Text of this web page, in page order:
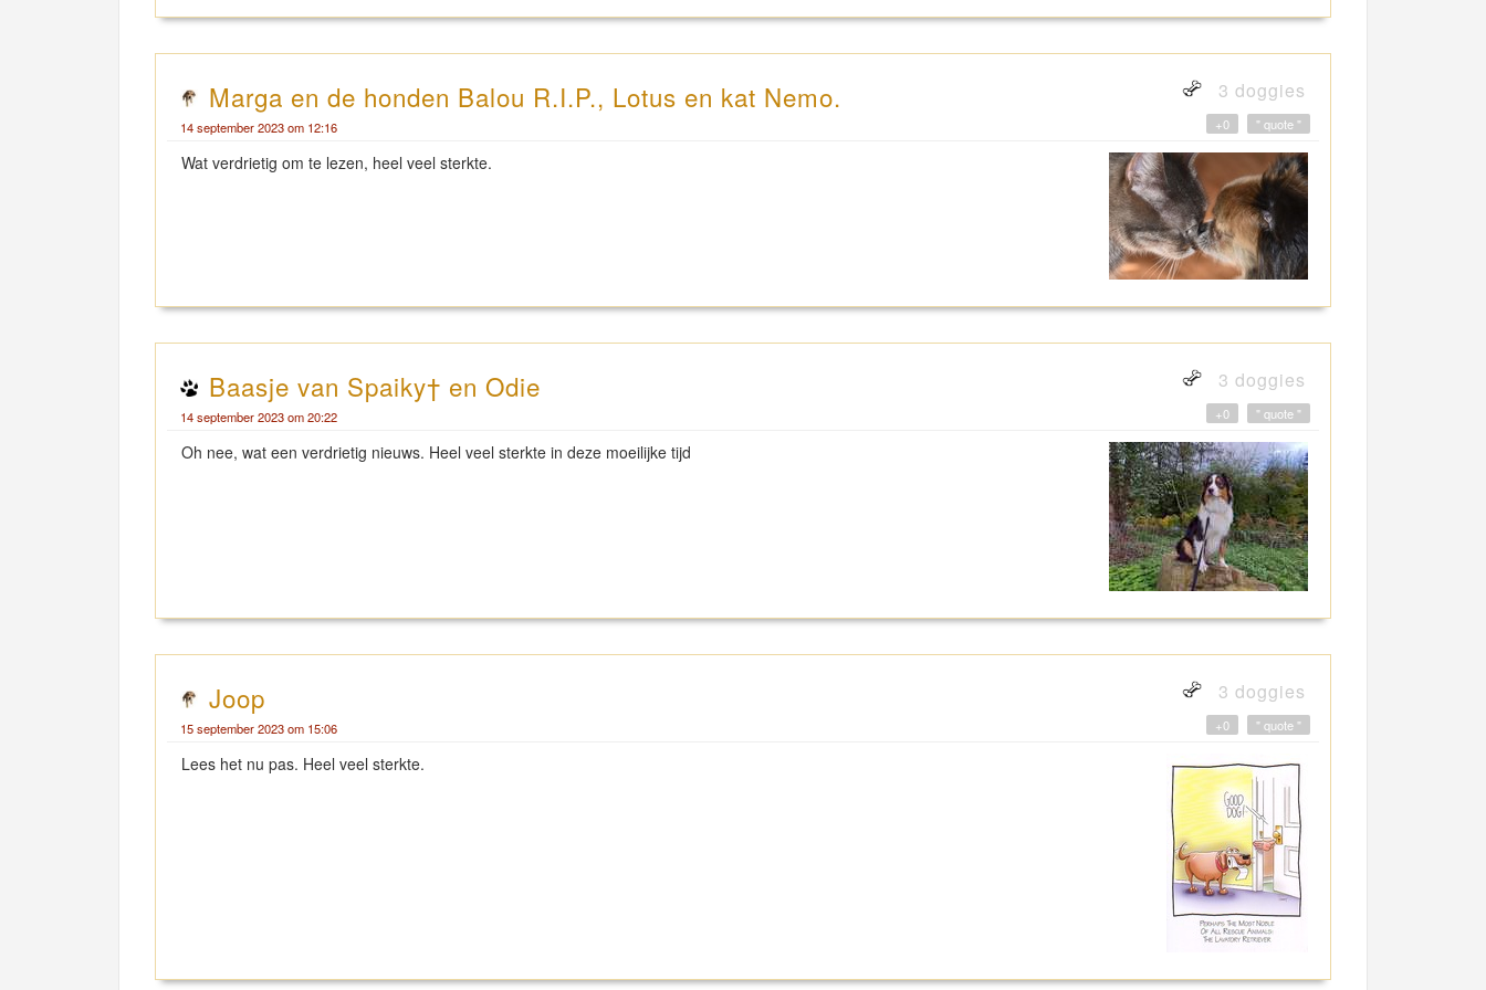
Marga en de honden Balou R.I.P., Lotus en kat Nemo. 3 doggies
14 september 2023 om 12:16 " quote "
+0
Wat verdrietig om te lezen, heel veel sterkte.
Baasje van Spaiky† en Odie 3 doggies
14 september 2023 om 20:22 " quote "
+0
Oh nee, wat een verdrietig nieuws. Heel veel sterkte in deze moeilijke tijd
Joop 3 doggies
15 september 2023 om 15:06 " quote "
+0
Lees het nu pas. Heel veel sterkte.